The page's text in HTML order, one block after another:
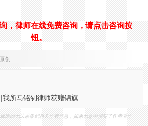
，律师在线免费咨询，请点击咨询按
钮。
创
我所马铭钊律师获赠锦旗
原因无法采集到相关作者信息，如果无意中侵犯了作者著作